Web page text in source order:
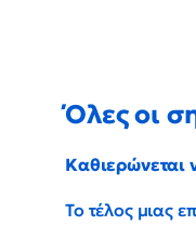
Όλες οι
Καθιερώνεται
Το τέλος μιας